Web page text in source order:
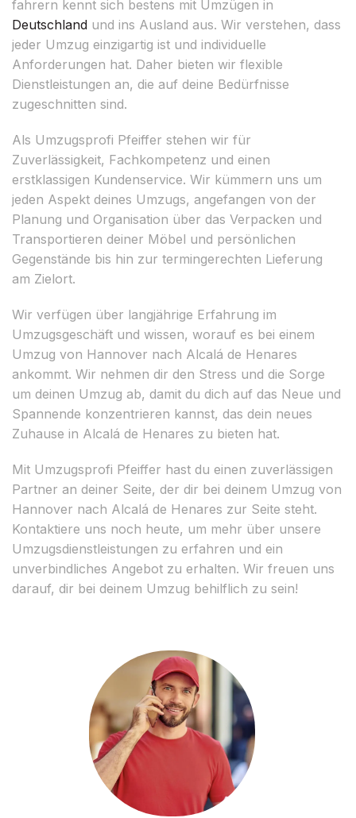
fahrern kennt sich bestens mit Umzügen in
Deutschland und ins Ausland aus. Wir verstehen, dass
jeder Umzug einzigartig ist und individuelle
Anforderungen hat. Daher bieten wir flexible
Dienstleistungen an, die auf deine Bedürfnisse
zugeschnitten sind.
Als Umzugsprofi Pfeiffer stehen wir für
Zuverlässigkeit, Fachkompetenz und einen
erstklassigen Kundenservice. Wir kümmern uns um
jeden Aspekt deines Umzugs, angefangen von der
Planung und Organisation über das Verpacken und
Transportieren deiner Möbel und persönlichen
Gegenstände bis hin zur termingerechten Lieferung
am Zielort.
Wir verfügen über langjährige Erfahrung im
Umzugsgeschäft und wissen, worauf es bei einem
Umzug von Hannover nach Alcalá de Henares
ankommt. Wir nehmen dir den Stress und die Sorge
um deinen Umzug ab, damit du dich auf das Neue und
Spannende konzentrieren kannst, das dein neues
Zuhause in Alcalá de Henares zu bieten hat.
Mit Umzugsprofi Pfeiffer hast du einen zuverlässigen
Partner an deiner Seite, der dir bei deinem Umzug von
Hannover nach Alcalá de Henares zur Seite steht.
Kontaktiere uns noch heute, um mehr über unsere
Umzugsdienstleistungen zu erfahren und ein
unverbindliches Angebot zu erhalten. Wir freuen uns
darauf, dir bei deinem Umzug behilflich zu sein!